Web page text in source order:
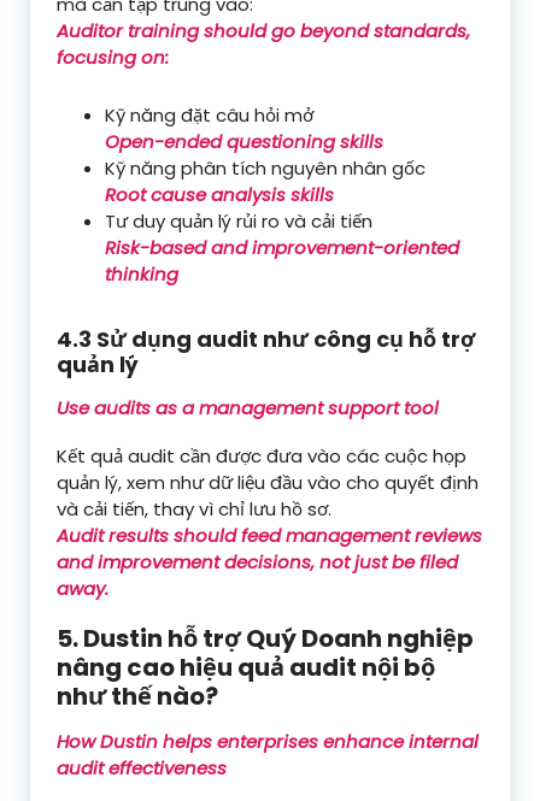
Auditor training should go beyond standards,
focusing on:
Kỹ năng đặt câu hỏi mở
Open-ended questioning skills
Kỹ năng phân tích nguyên nhân gốc
Root cause analysis skills
Tư duy quản lý rủi ro và cải tiến
Risk-based and improvement-oriented
thinking
4.3 Sử dụng audit như công cụ hỗ trợ
quản lý
Use audits as a management support tool
Kết quả audit cần được đưa vào các cuộc họp
quản lý, xem như dữ liệu đầu vào cho quyết định
và cải tiến, thay vì chỉ lưu hồ sơ.
Audit results should feed management reviews
and improvement decisions, not just be filed
away.
5. Dustin hỗ trợ Quý Doanh nghiệp
nâng cao hiệu quả audit nội bộ
như thế nào?
How Dustin helps enterprises enhance internal
audit effectiveness